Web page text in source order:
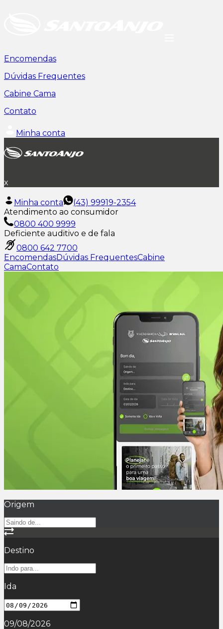
Encomendas
Dúvidas Frequentes
Cabine Cama
Contato
Minha conta
x
Minha conta
(43) 99919-2354
Atendimento ao consumidor
0800 400 9999
Deficiente auditivo e de fala
0800 642 7700
EncomendasDúvidas FrequentesCabine
CamaContato
Origem
Destino
Ida
09/08/2026